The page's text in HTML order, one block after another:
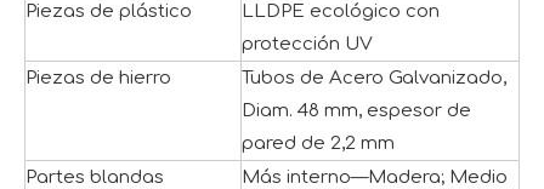
Piezas de plástico
LLDPE ecológico con
protección UV
Piezas de hierro
Tubos de Acero Galvanizado,
Diam. 48 mm, espesor de
pared de 2,2 mm
Partes blandas
Más interno—Madera; Medio